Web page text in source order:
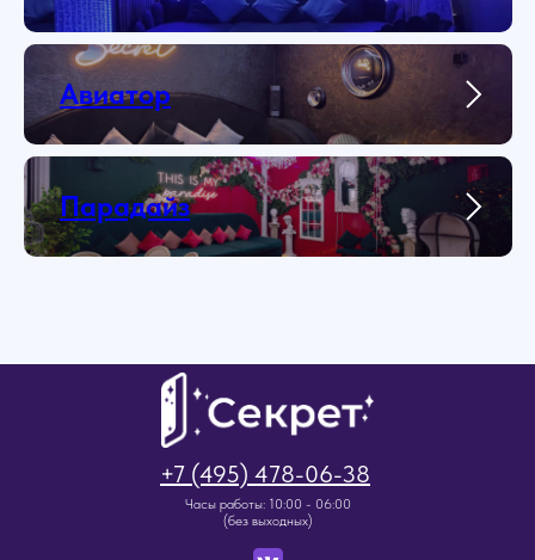
Авиатор
Парадайз
Часы работы: 10:00 - 06:00
(без выходных)
+7 (495) 478-06-38